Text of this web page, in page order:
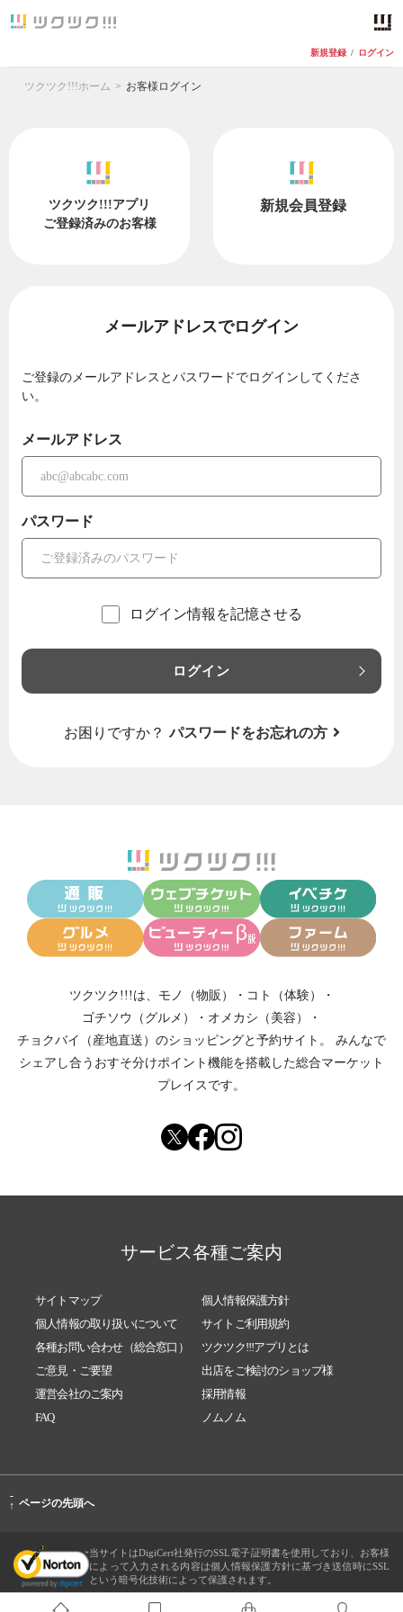
新規登録 / ログイン
ツクツク!!!ホーム お客様ログイン
ツクツク!!!アプリ
ご登録済みのお客様
新規会員登録
メールアドレスでログイン
ご登録のメールアドレスとパスワードでログインしてくださ
い。
メールアドレス
パスワード
ログイン情報を記憶させる
ログイン
お困りですか？ パスワードをお忘れの方
ツクツク!!!は、 モノ（物販） ・ コト（体験）
・
ゴチソウ（グルメ）
・ オメカシ（美容）
・
チョクバイ（産地直送） のショッピングと予約サイト。
みんなで
シェアし合う おすそ分けポイント機能を搭載した総合マーケット
プレイスです。
サービス各種ご案内
サイトマップ
個人情報保護方針
個人情報の取り扱いについて
サイトご利用規約
各種お問い合わせ（総合窓口）
ツクツク!!!アプリとは
ご意見・ご要望
出店をご検討のショップ様
運営会社のご案内
採用情報
FAQ
ノムノム
-
↑ ページの先頭へ
当サイトはDigiCert社発行のSSL電子証明書を使用しており、お客様
によって入力される内容は個人情報保護方針に基づき送信時にSSL
という暗号化技術によって保護されます。